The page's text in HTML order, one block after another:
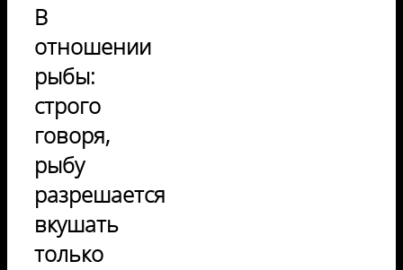
В
отношении
рыбы:
строго
говоря,
рыбу
разрешается
вкушать
только